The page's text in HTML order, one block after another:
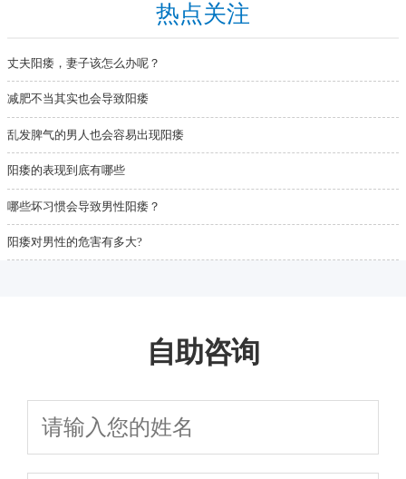
热点关注
丈夫阳痿，妻子该怎么办呢？
减肥不当其实也会导致阳痿
乱发脾气的男人也会容易出现阳痿
阳痿的表现到底有哪些
哪些坏习惯会导致男性阳痿？
阳痿对男性的危害有多大?
自助咨询